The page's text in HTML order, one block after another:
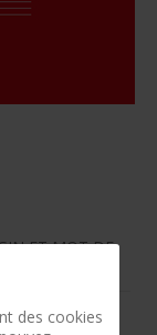
ET MOT DE
des cookies